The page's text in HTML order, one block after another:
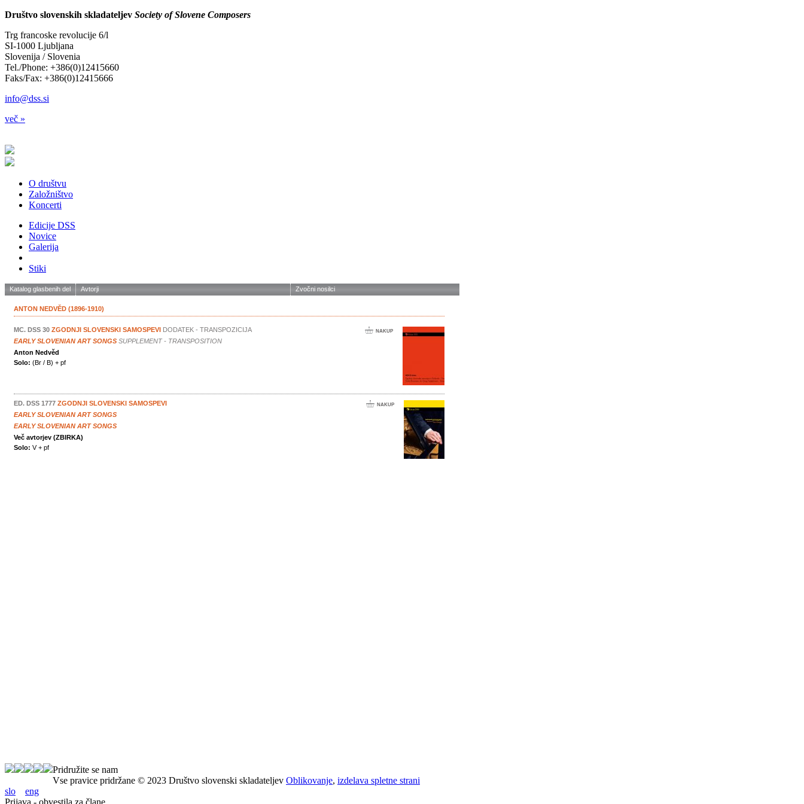
Društvo slovenskih skladateljev Society of Slovene Composers
Trg francoske revolucije 6/l
SI-1000 Ljubljana
Slovenija / Slovenia
Tel./Phone: +386(0)12415660
Faks/Fax: +386(0)12415666
info@dss.si
več »
O društvu
Založništvo
Koncerti
Edicije DSS
Novice
Galerija
Stiki
Pridružite se nam
Vse pravice pridržane © 2023 Društvo slovenski skladateljev Oblikovanje, izdelava spletne strani
slo
eng
Prijava - obvestila za člane